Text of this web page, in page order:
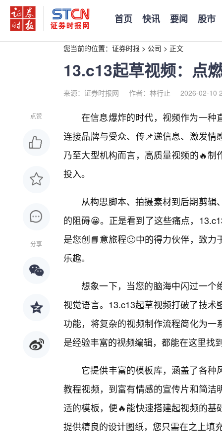
首页 快讯 要闻 股市
您当前的位置： 证券时报 > 公司 > 正文
13.c13起草视频：点
来源：证券时报网 作者：林行止 2026-02-10
点赞
分享
在信息爆炸的时代，视频作为一种
连接品牌与受众、传📌递信息、激发
乃至大型机构而言，高质量视频的🔥
投入。
从构思脚本、拍摄素材到后期剪
的阻碍😀。正是看到了这些痛点，
是您创📘意旅程🙂中的得力伙伴，致
乐趣。
想象一下，当您的脑海中闪过一个
视觉语言。13.c13起草视频打破了技
功能，将复杂的视频制作流程简化为
是经验丰富的视频编辑，都能在这里找
它提供丰富的模板库，涵盖了各
教程视频，到富有情感的宣传片和简
适的模板，便🔥能快速搭建起视频的
提供精良的设计图纸，您只需在之上填